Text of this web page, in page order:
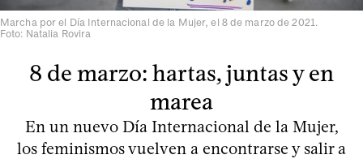
Marcha por el Día Internacional de la Mujer, el 8 de marzo de 2021.
Foto: Natalia Rovira
8 de marzo: hartas, juntas y en
marea
En un nuevo Día Internacional de la Mujer,
los feminismos vuelven a encontrarse y salir a